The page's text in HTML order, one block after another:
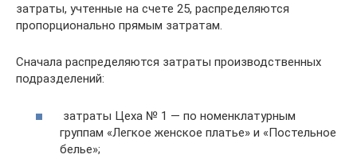
затраты, учтенные на счете 25, распределяются
пропорционально прямым затратам.
Сначала распределяются затраты производственных
подразделений:
затраты Цеха № 1 — по номенклатурным
группам «Легкое женское платье» и «Постельное
белье»;